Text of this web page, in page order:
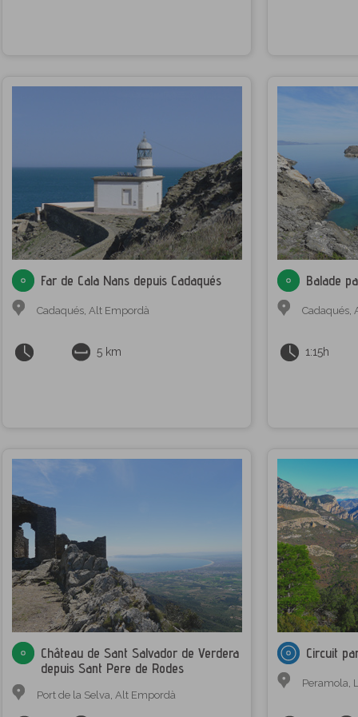
Far de Cala Nans depuis Cadaqués
Cadaqués, Alt Empordà
5 km
Balade
Cadaqués,
1:15h
Château de Sant Salvador de Verdera
depuis Sant Pere de Rodes
Port de la Selva, Alt Empordà
Circuit
Peramola,